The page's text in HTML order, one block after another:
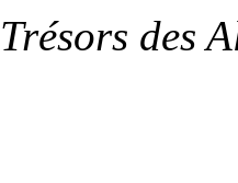
des